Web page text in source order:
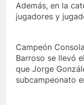
Además, en la
jugadores y
Campeón
Barroso se llevó
que Jorge
subcampeonato